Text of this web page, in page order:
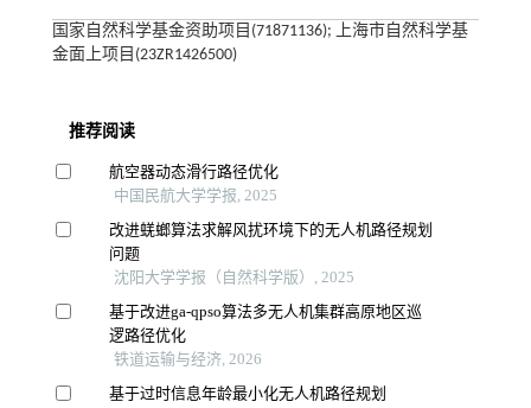
国家自然科学基金资助项目(71871136); 上海市自然科学基
金面上项目(23ZR1426500)